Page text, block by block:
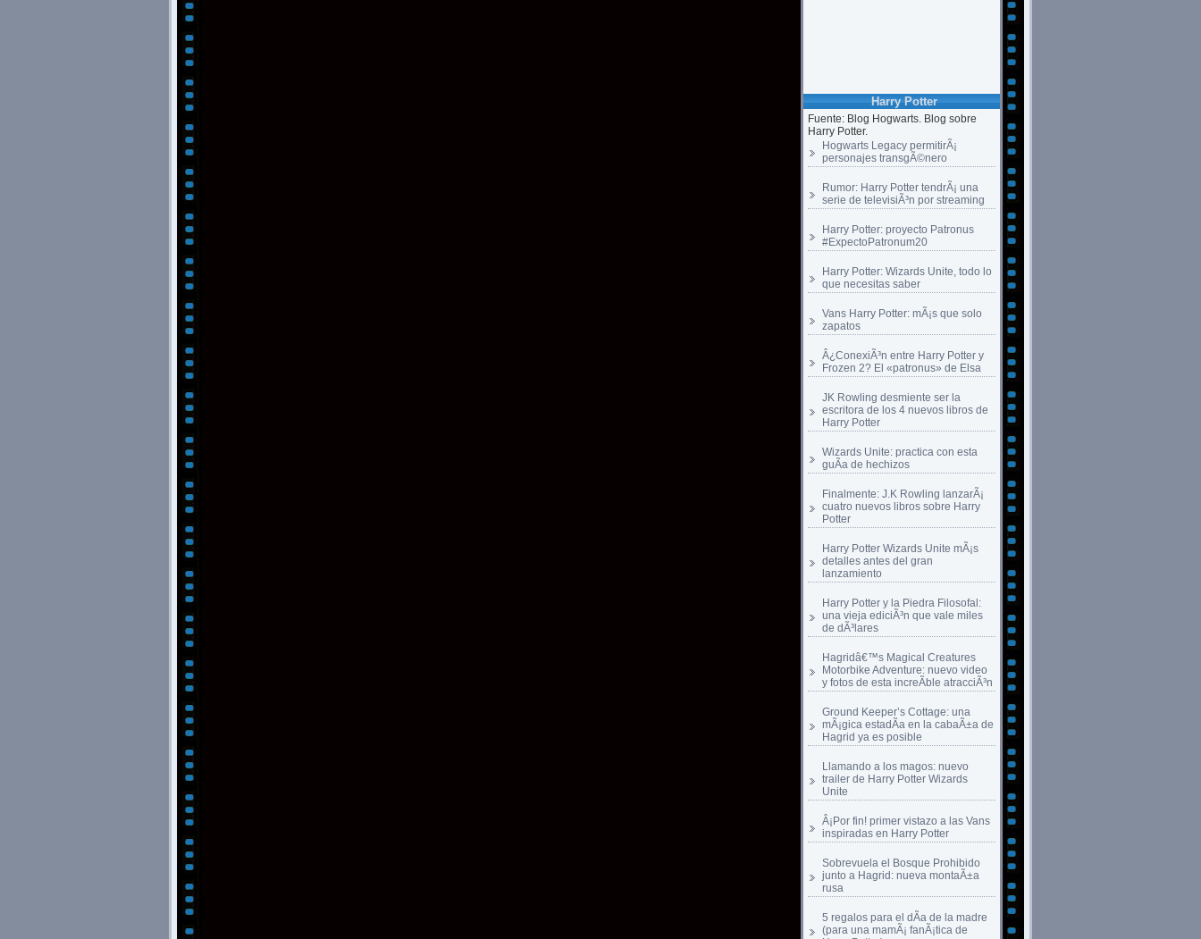
Harry Potter
Fuente: Blog Hogwarts. Blog sobre
Harry Potter.
Hogwarts Legacy permitirÃ¡
personajes transgÃ©nero
Rumor: Harry Potter tendrÃ¡ una
serie de televisiÃ³n por streaming
Harry Potter: proyecto Patronus
#ExpectoPatronum20
Harry Potter: Wizards Unite, todo lo
que necesitas saber
Vans Harry Potter: mÃ¡s que solo
zapatos
Â¿ConexiÃ³n entre Harry Potter y
Frozen 2? El «patronus» de Elsa
JK Rowling desmiente ser la
escritora de los 4 nuevos libros de
Harry Potter
Wizards Unite: practica con esta
guÃ­a de hechizos
Finalmente: J.K Rowling lanzarÃ¡
cuatro nuevos libros sobre Harry
Potter
Harry Potter Wizards Unite mÃ¡s
detalles antes del gran
lanzamiento
Harry Potter y la Piedra Filosofal:
una vieja ediciÃ³n que vale miles
de dÃ³lares
Hagridâ€™s Magical Creatures
Motorbike Adventure: nuevo video
y fotos de esta increÃ­ble atracciÃ³n
Ground Keeper’s Cottage: una
mÃ¡gica estadÃ­a en la cabaÃ±a de
Hagrid ya es posible
Llamando a los magos: nuevo
trailer de Harry Potter Wizards
Unite
Â¡Por fin! primer vistazo a las Vans
inspiradas en Harry Potter
Sobrevuela el Bosque Prohibido
junto a Hagrid: nueva montaÃ±a
rusa
5 regalos para el dÃ­a de la madre
(para una mamÃ¡ fanÃ¡tica de